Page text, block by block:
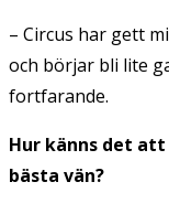
– Circus har gett
och börjar bli lite
fortfarande.
Hur känns det
bästa vän?